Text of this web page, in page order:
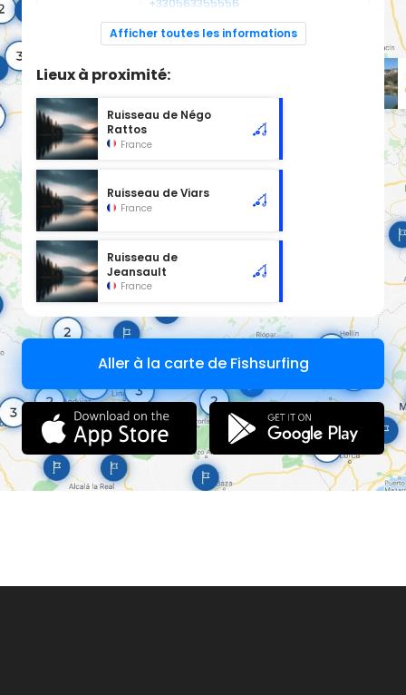
+330563355556
Espèces de
Carnassier, carpe, poisson blanc
sélectionné, d'une longueur de 1.13 km.
Afficher toutes les informations
Lieux à proximité:
Ruisseau de Négo
Rattos
France
Ruisseau de Viars
France
Ruisseau de
Jeansault
France
Aller à la carte de Fishsurfing